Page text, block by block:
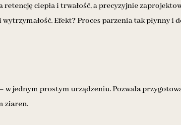
ciepła i trwałość, a precyzyjnie
Efekt? Proces parzenia tak płynny i
w jednym prostym urządzeniu. Pozwala
ziaren.